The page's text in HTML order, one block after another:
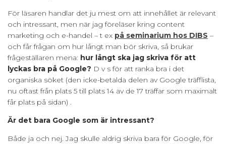
För läsaren handlar det ju mest om att innehållet är relevant
och intressant, men när jag föreläser kring content
marketing och e-handel – t ex på seminarium hos DIBS –
och får frågan om hur långt man bör skriva, så brukar
frågeställaren mena: hur långt ska jag skriva för att
lyckas bra på Google? D v s för att ranka bra i det
organiska söket (den icke-betalda delen av Google träfflista,
nu oftast från plats 5 till plats 14 av de 17 träffar som maximalt
får plats på sidan) .
Är det bara Google som är intressant?
Både ja och nej. Jag skulle aldrig skriva bara för Google, för